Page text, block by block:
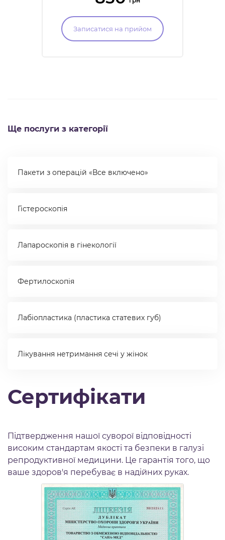
Записатися на прийом
Ще послуги з категорії
Пакети з операцій «Все включено»
Гістероскопія
Лапароскопія в гінекології
Фертилоскопія
Лабіопластика (пластика статевих губ)
Лікування нетримання сечі у жінок
Сертифікати
Підтвердження нашої суворої відповідності
високим стандартам якості та безпеки в галузі
репродуктивної медицини. Це гарантія того, що
ваше здоров'я перебуває в надійних руках.